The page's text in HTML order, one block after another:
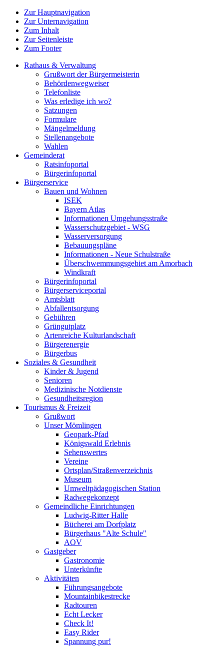
Zur Hauptnavigation
Zur Unternavigation
Zum Inhalt
Zur Seitenleiste
Zum Footer
Rathaus & Verwaltung
Grußwort der Bürgermeisterin
Behördenwegweiser
Telefonliste
Was erledige ich wo?
Satzungen
Formulare
Mängelmeldung
Stellenangebote
Wahlen
Gemeinderat
Ratsinfoportal
Bürgerinfoportal
Bürgerservice
Bauen und Wohnen
ISEK
Bayern Atlas
Informationen Umgehungsstraße
Wasserschutzgebiet - WSG
Wasserversorgung
Bebauungspläne
Informationen - Neue Schulstraße
Überschwemmungsgebiet am Amorbach
Windkraft
Bürgerinfoportal
Bürgerserviceportal
Amtsblatt
Abfallentsorgung
Gebühren
Grüngutplatz
Artenreiche Kulturlandschaft
Bürgerenergie
Bürgerbus
Soziales & Gesundheit
Kinder & Jugend
Senioren
Medizinische Notdienste
Gesundheitsregion
Tourismus & Freizeit
Grußwort
Unser Mömlingen
Geopark-Pfad
Königswald Erlebnis
Sehenswertes
Vereine
Ortsplan/Straßenverzeichnis
Museum
Umweltpädagogischen Station
Radwegekonzept
Gemeindliche Einrichtungen
Ludwig-Ritter Halle
Bücherei am Dorfplatz
Bürgerhaus "Alte Schule"
AOV
Gastgeber
Gastronomie
Unterkünfte
Aktivitäten
Führungsangebote
Mountainbikestrecke
Radtouren
Echt Lecker
Check It!
Easy Rider
Spannung pur!